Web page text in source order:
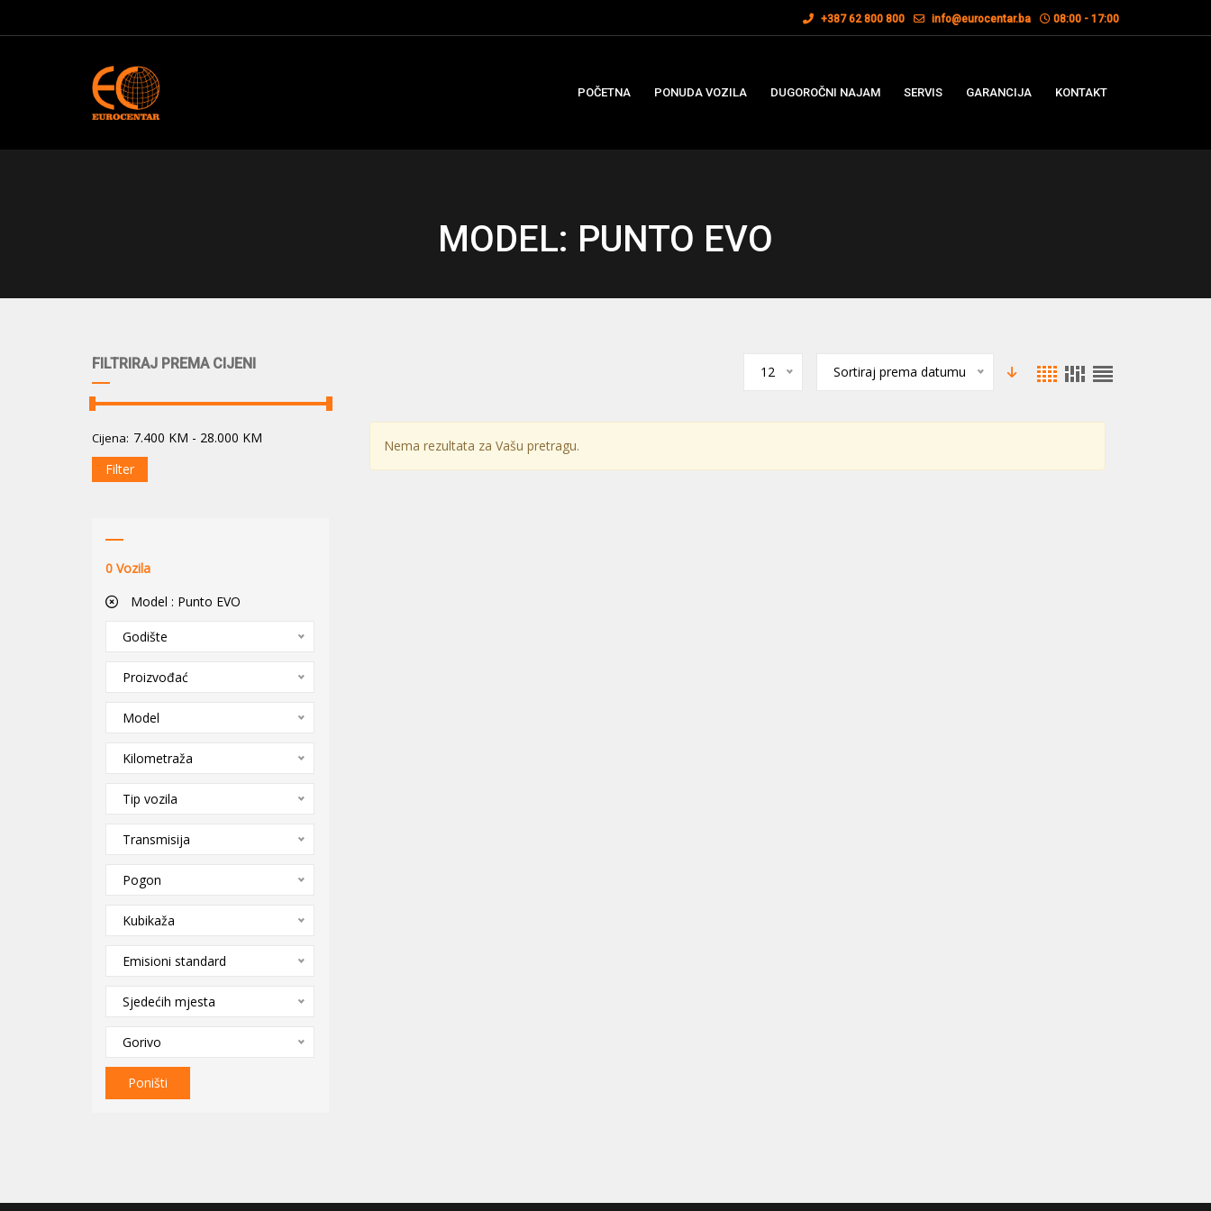
+387 62 800 800 info@eurocentar.ba 08:00 - 17:00
POČETNA PONUDA VOZILA DUGOROČNI NAJAM SERVIS GARANCIJA KONTAKT
MODEL: PUNTO EVO
FILTRIRAJ PREMA CIJENI
Cijena: 7.400 KM - 28.000 KM
Filter
0 Vozila
Model : Punto EVO
Godište
Proizvođać
Model
Kilometraža
Tip vozila
Transmisija
Pogon
Kubikaža
Emisioni standard
Sjedećih mjesta
Gorivo
Poništi
12 Sortiraj prema datumu
Nema rezultata za Vašu pretragu.